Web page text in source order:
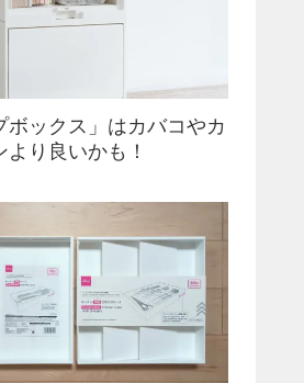
ボックス」はカバコやカ
り良いかも！